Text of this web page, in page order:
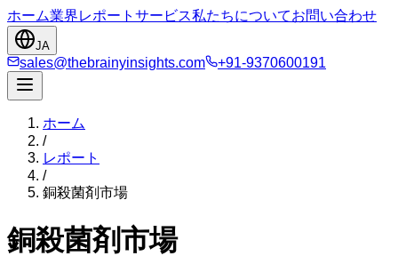
ホーム業界レポート サービス私たちについてお問い合わせ
JA
sales@thebrainyinsights.com +91-9370600191
ホーム
/
レポート
/
銅殺菌剤市場
銅殺菌剤市場